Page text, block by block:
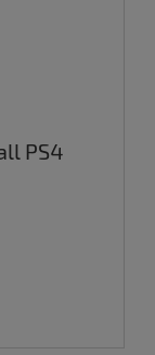
PS4